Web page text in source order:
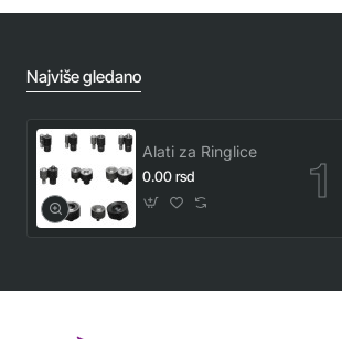
Najviše gledano
Alati za Ringlice
0.00 rsd